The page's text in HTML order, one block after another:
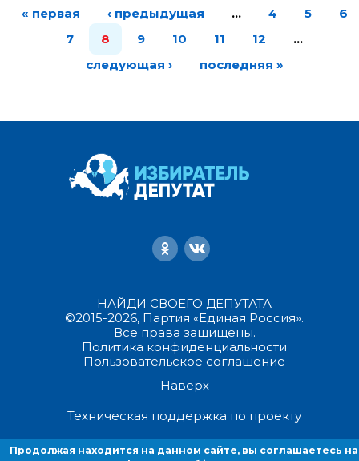
« первая ‹ предыдущая … 4 5
6
7
8 9 10 11 12
…
следующая ›
последняя »
НАЙДИ СВОЕГО ДЕПУТАТА
©2015-2026, Партия «Единая Россия».
Все права защищены.
Политика конфиденциальности
Пользовательское соглашение
Наверх
Техническая поддержка по проекту
Продолжая находиться на данном сайте, вы соглашаетесь на
Продолжая находится на данном сайте, вы соглашаетесь на